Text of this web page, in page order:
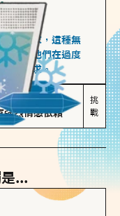
的需求，這種無
能讓他們在過度
正的需求。
難設立界線
強烈情感依賴
挑
戰
...